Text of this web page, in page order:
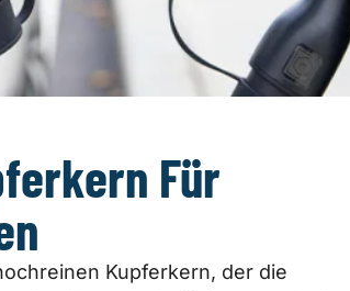
Für
Kupferkern, der die